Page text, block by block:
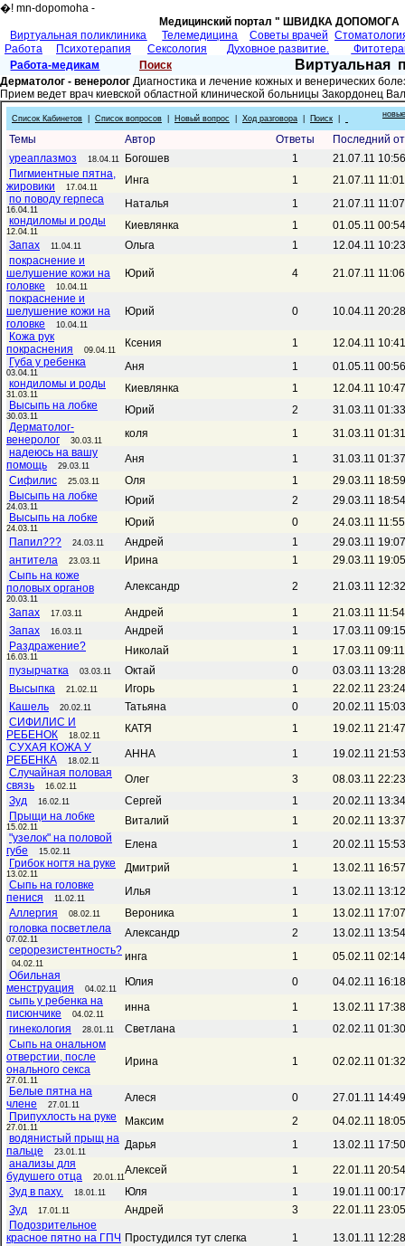
�! mn-dopomoha -
Медицинский портал " ШВИДКА
Виртуальная поликлиника
Телемедицина Советы врачей
Работа
Психотерапия Сексология Духовное развитие.
Работа-медикам
Поиск Виртуальная
Дерматолог - венеролог Диагностика и лечение кожных и венерических
Прием ведет врач киевской областной клинической больницы Закордонец
Список Кабинетов Список вопросов Новый вопрос Ход разговора Поиск
Темы Автор Ответы
Последний
уреаплазмоз
18.04.11 Богошев 1
21.07.11
Пигмиентные пятна,
жировики
17.04.11
Инга 1
21.07.11
по поводу герпеса
16.04.11 Наталья 1
21.07.11
кондиломы и роды
12.04.11 Киевлянка 1
01.05.11
Запах
11.04.11 Ольга 1
12.04.11
покраснение и
шелушение кожи на
головке
10.04.11
Юрий 4
21.07.11
покраснение и
шелушение кожи на
головке
10.04.11
Юрий 0
10.04.11
Кожа рук
покраснения
09.04.11
Ксения 1
12.04.11
Губа у ребенка
03.04.11 Аня 1
01.05.11
кондиломы и роды
31.03.11 Киевлянка 1
12.04.11
Высыпь на лобке
30.03.11 Юрий 2
31.03.11
Дерматолог-
венеролог
30.03.11
коля 1
31.03.11
надеюсь на вашу
помощь
29.03.11
Аня 1
31.03.11
Сифилис
25.03.11 Оля 1
29.03.11
Высыпь на лобке
24.03.11 Юрий 2
29.03.11
Высыпь на лобке
24.03.11 Юрий 0
24.03.11
Папил???
24.03.11 Андрей 1
29.03.11
антитела
23.03.11 Ирина 1
29.03.11
Сыпь на коже
половых органов
20.03.11
Александр 2 21.03.11
Запах 17.03.11 Андрей 1
21.03.11
Запах
16.03.11 Андрей 1
17.03.11
Раздражение?
16.03.11 Николай 1
17.03.11
пузырчатка
03.03.11 Октай 0
03.03.11
Высыпка
21.02.11 Игорь 1
22.02.11
Кашель
20.02.11 Татьяна 0
20.02.11
СИФИЛИС И
РЕБЕНОК
18.02.11
КАТЯ 1
19.02.11
СУХАЯ КОЖА У
РЕБЕНКА
18.02.11
АННА 1
19.02.11
Случайная половая
связь
16.02.11
Олег 3
08.03.11
Зуд
16.02.11 Сергей 1
20.02.11
Прыщи на лобке
15.02.11 Виталий 1
20.02.11
"узелок" на половой
губе
15.02.11
Елена 1
20.02.11
Грибок ногтя на руке
13.02.11 Дмитрий 1
13.02.11
Сыпь на головке
пенися
11.02.11
Илья 1
13.02.11
Аллергия
08.02.11 Вероника 1
13.02.11
головка посветлела
07.02.11 Александр 2
13.02.11
серорезистентность?
04.02.11
инга 1
05.02.11
Обильная
менструация
04.02.11
Юлия 0
04.02.11
сыпь у ребенка на
писюнчике
04.02.11
инна 1
13.02.11
гинекология
28.01.11 Светлана 1
02.02.11
Сыпь на ональном
отверстии, после
онального секса
27.01.11
Ирина 1 02.02.11
Белые пятна на
члене
27.01.11
Алеся 0
27.01.11
Припухлость на руке
27.01.11 Максим 2
04.02.11
водянистый прыщ на
пальце
23.01.11
Дарья 1
13.02.11
анализы для
будушего отца
20.01.11
Алексей 1
22.01.11
Зуд в паху.
18.01.11 Юля 1
19.01.11
Зуд
17.01.11 Андрей 3
22.01.11
Подозрительное
красное пятно на ГПЧ Простудился тут слегка 1
13.01.11